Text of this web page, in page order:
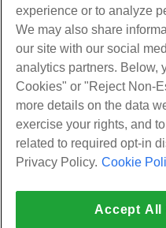
Produtos
Hospedagem na web
Hospedagem Empresarial
Revendedor com etiqueta em
Linux gerenciado VPS
Windows não gerenciado VPS
Serviços
Migrações de sites
Comunidade
Documentação do Produto
Tutoriais
Companhia
Sobre nós
Contate-Nos
Apoio, suporte
experience or to analyze
We may also share
our site with our social
analytics partners. Below,
Cookies" or "Reject Non-
more details on the data
exercise your rights, and
related to required opt-in
Privacy Policy. Cookie
Accept All